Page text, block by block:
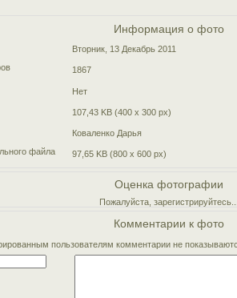
Информация о фото
Вторник, 13 Декабрь 2011
1867
Нет
107,43 KB (400 x 300 px)
Коваленко Дарья
файла
97,65 KB (800 x 600 px)
Оценка фотографии
Пожалуйста, зарегистрируйтесь...
Комментарии к фото
пользователям комментарии не